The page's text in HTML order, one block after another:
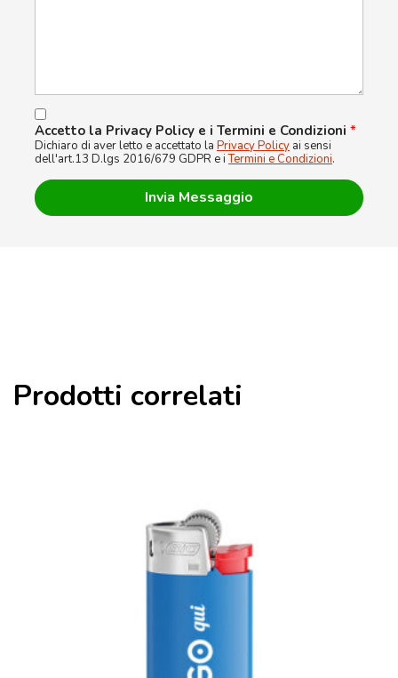
Accetto la Privacy Policy e i Termini e Condizioni *
Dichiaro di aver letto e accettato la Privacy Policy ai sensi
dell'art.13 D.lgs 2016/679 GDPR e iTermini e Condizioni.
Prodotti correlati